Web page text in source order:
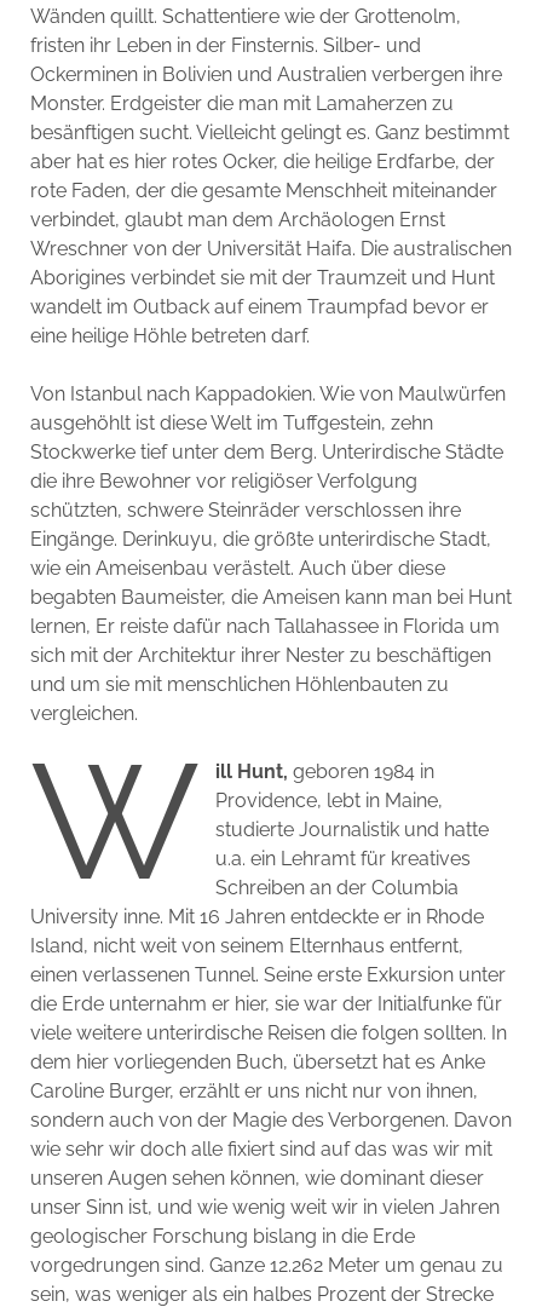
Wänden quillt. Schattentiere wie der Grottenolm,
fristen ihr Leben in der Finsternis. Silber- und
Ockerminen in Bolivien und Australien verbergen ihre
Monster. Erdgeister die man mit Lamaherzen zu
besänftigen sucht. Vielleicht gelingt es. Ganz bestimmt
aber hat es hier rotes Ocker, die heilige Erdfarbe, der
rote Faden, der die gesamte Menschheit miteinander
verbindet, glaubt man dem Archäologen Ernst
Wreschner von der Universität Haifa. Die australischen
Aborigines verbindet sie mit der Traumzeit und Hunt
wandelt im Outback auf einem Traumpfad bevor er
eine heilige Höhle betreten darf.
Von Istanbul nach Kappadokien. Wie von Maulwürfen
ausgehöhlt ist diese Welt im Tuffgestein, zehn
Stockwerke tief unter dem Berg. Unterirdische Städte
die ihre Bewohner vor religiöser Verfolgung
schützten, schwere Steinräder verschlossen ihre
Eingänge. Derinkuyu, die größte unterirdische Stadt,
wie ein Ameisenbau verästelt. Auch über diese
begabten Baumeister, die Ameisen kann man bei Hunt
lernen, Er reiste dafür nach Tallahassee in Florida um
sich mit der Architektur ihrer Nester zu beschäftigen
und um sie mit menschlichen Höhlenbauten zu
vergleichen.
W ill Hunt,geboren 1984 in
Providence, lebt in Maine,
studierte Journalistik und hatte
u.a. ein Lehramt für kreatives
Schreiben an der Columbia
University inne. Mit 16 Jahren entdeckte er in Rhode
Island, nicht weit von seinem Elternhaus entfernt,
einen verlassenen Tunnel. Seine erste Exkursion unter
die Erde unternahm er hier, sie war der Initialfunke für
viele weitere unterirdische Reisen die folgen sollten. In
dem hier vorliegenden Buch, übersetzt hat es Anke
Caroline Burger, erzählt er uns nicht nur von ihnen,
sondern auch von der Magie des Verborgenen. Davon
wie sehr wir doch alle fixiert sind auf das was wir mit
unseren Augen sehen können, wie dominant dieser
unser Sinn ist, und wie wenig weit wir in vielen Jahren
geologischer Forschung bislang in die Erde
vorgedrungen sind. Ganze 12.262 Meter um genau zu
sein, was weniger als ein halbes Prozent der Strecke